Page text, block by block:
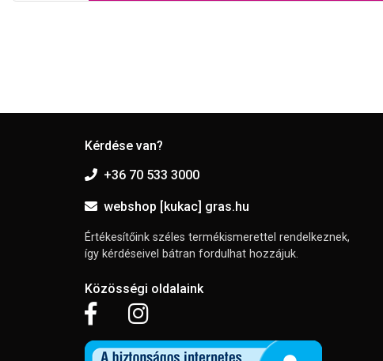
Kérdése van?
+36 70 533 3000
webshop [kukac] gras.hu
Értékesítőink széles termékismerettel rendelkeznek,
így kérdéseivel bátran fordulhat hozzájuk.
Közösségi oldalaink